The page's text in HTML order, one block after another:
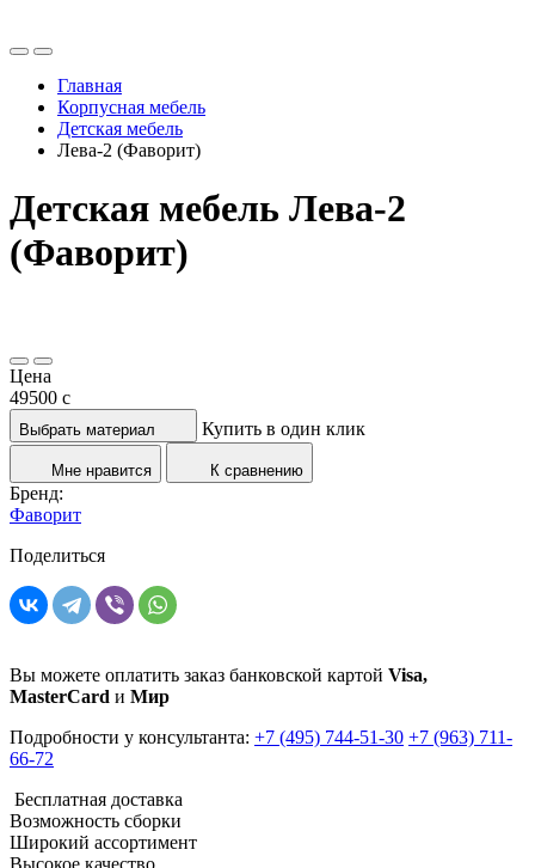
Главная
Корпусная мебель
Детская мебель
Лева-2 (Фаворит)
Детская мебель Лева-2
(Фаворит)
Цена
49500 c
Выбрать материал Купить в один клик
Мне нравится К сравнению
Бренд:
Фаворит
Поделиться
Вы можете оплатить заказ банковской картой Visa,
MasterCard и Мир
Подробности у консультанта: +7 (495) 744-51-30 +7 (963) 711-
66-72
Бесплатная доставка
Возможность сборки
Широкий ассортимент
Высокое качество